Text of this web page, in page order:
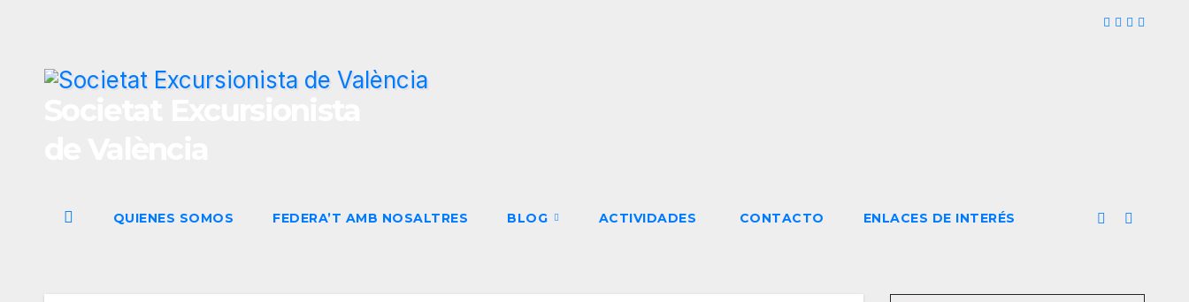
contenido
QUIENES SOMOS FEDERA’T AMB NOSALTRES BLOG ACTIVIDADES CONTACTO ENLACES DE INTERÉS